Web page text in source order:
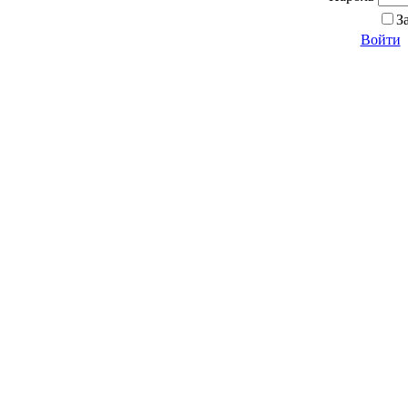
Войти